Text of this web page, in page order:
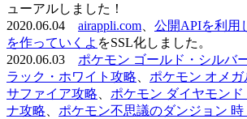
ューアルしました！
2020.06.04 airappli.com
公開APIを利用
を作っていくよ をSSL化しました。
2020.06.03 ポケモン ゴールド・シルバ
ラック・ホワイト攻略
ポケモン オメ
サファイア攻略
ポケモン ダイヤモン
ナ攻略
ポケモン不思議のダンジョン